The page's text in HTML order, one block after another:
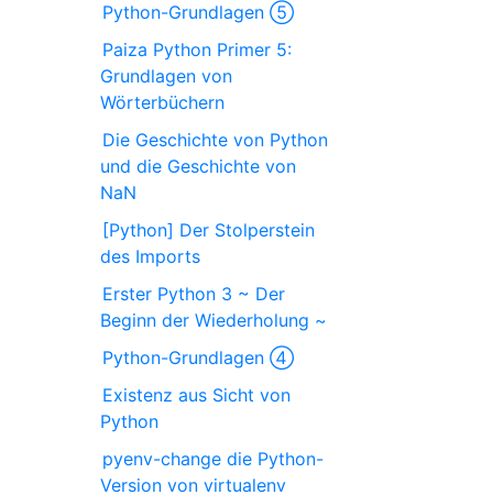
Python-Grundlagen ⑤
Paiza Python Primer 5:
Grundlagen von
Wörterbüchern
Die Geschichte von Python
und die Geschichte von
NaN
[Python] Der Stolperstein
des Imports
Erster Python 3 ~ Der
Beginn der Wiederholung ~
Python-Grundlagen ④
Existenz aus Sicht von
Python
pyenv-change die Python-
Version von virtualenv